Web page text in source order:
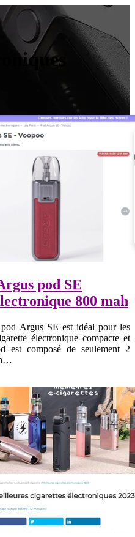
pod SE
800 mah
Argus SE est idéal pour les
électronique compacte et
est composé de seulement 2